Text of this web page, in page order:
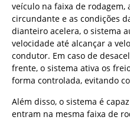
veículo na faixa de rodagem,
circundante e as condições
dianteiro acelera, o sistema
velocidade até alcançar a
condutor. Em caso de
frente, o sistema ativa os
forma controlada, evitando
Além disso, o sistema é
entram na mesma faixa de